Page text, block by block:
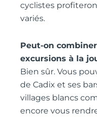
cyclistes
variés.
Peut-on
excursions à la
Bien sûr. Vous
de Cadix et ses
villages blancs
encore vous